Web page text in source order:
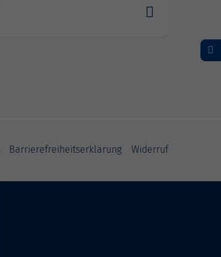
Barrierefreiheitserklärung Widerruf